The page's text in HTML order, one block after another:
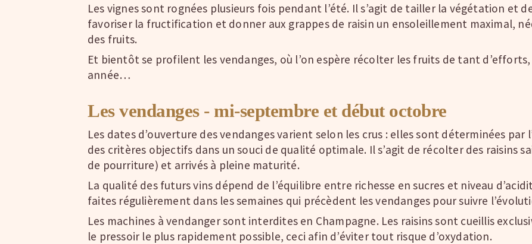
Les vignes sont rognées plusieurs fois pendant l’été. Il s’agit de tailler la végétation et
favoriser la fructification et donner aux grappes de raisin un ensoleillement maximal,
des fruits.
Et bientôt se profilent les vendanges, où l’on espère récolter les fruits de tant
année…
Les vendanges - mi-septembre et début octobre
Les dates d’ouverture des vendanges varient selon les crus : elles sont déterminées
des critères objectifs dans un souci de qualité optimale. Il s’agit de récolter des raisins
de pourriture) et arrivés à pleine maturité.
La qualité des futurs vins dépend de l’équilibre entre richesse en sucres et niveau
faites régulièrement dans les semaines qui précèdent les vendanges pour suivre
Les machines à vendanger sont interdites en Champagne. Les raisins sont cueillis
le pressoir le plus rapidement possible, ceci afin d’éviter tout risque d’oxydation.